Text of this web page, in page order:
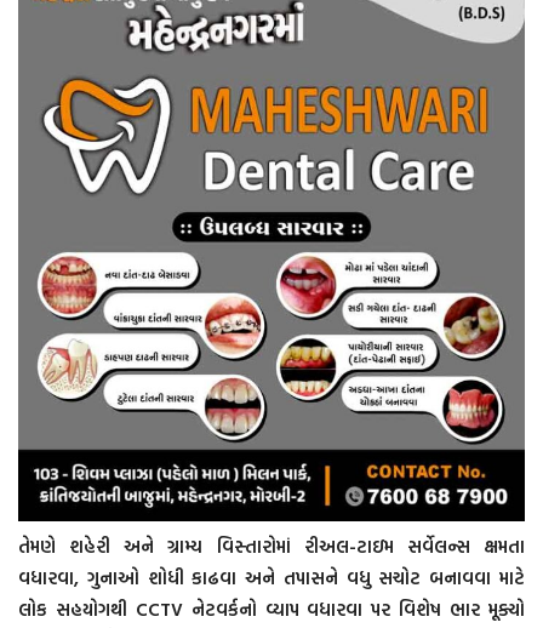
તેમણે શહેરી અને ગ્રામ્ય વિસ્તારોમાં રીઅલ-ટાઇમ સર્વેલન્સ ક્ષમતા
વધારવા, ગુનાઓ શોધી કાઢવા અને તપાસને વધુ સચોટ બનાવવા માટે
લોક સહયોગથી CCTV નેટવર્કનો વ્યાપ વધારવા પર વિશેષ ભાર મૂક્યો